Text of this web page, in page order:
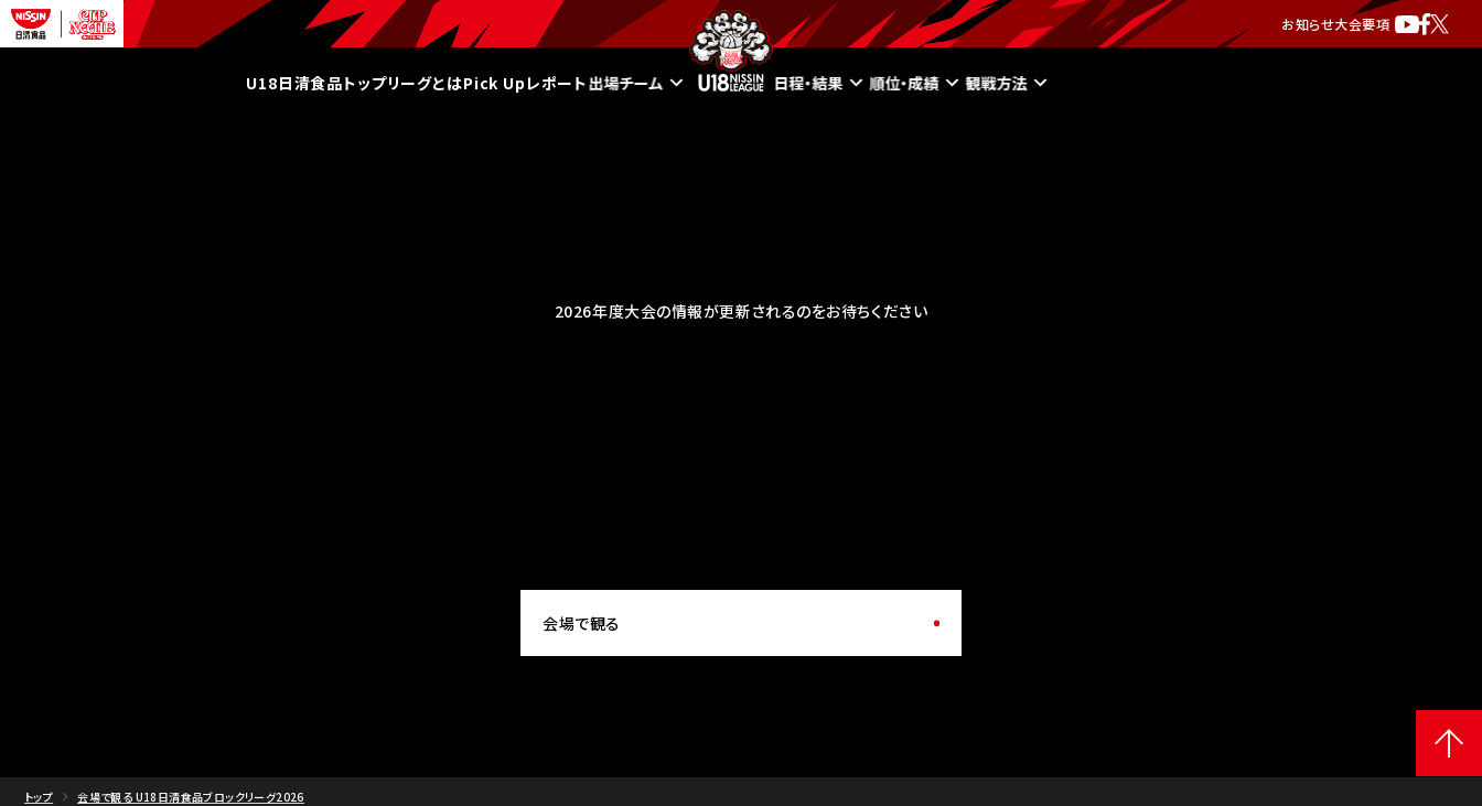
お知らせ大会要項
U18日清食品トップリーグとはPick Upレポート出場チーム 日程・結果 順位・成績 観戦方法
2026年度大会の情報が更新されるのをお待ちください
会場で観る
トップ 会場で観る U18日清食品ブロックリーグ2026